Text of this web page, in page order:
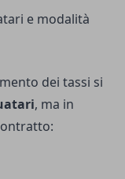
e modalità
dei tassi si
, ma in